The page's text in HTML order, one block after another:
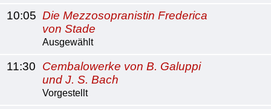
10:05 Die Mezzosopranistin Frederica
von Stade
Ausgewählt
11:30
Cembalowerke von B. Galuppi
und J. S. Bach
Vorgestellt